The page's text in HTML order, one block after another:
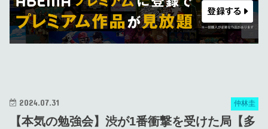
仲林圭
2024.07.31
【本気の勉強会】渋が1番衝撃を受けた局【多